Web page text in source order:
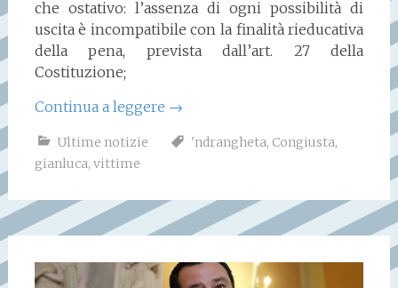
che ostativo: l’assenza di ogni possibilità di
uscita è incompatibile con la finalità rieducativa
della pena, prevista dall’art. 27 della
Costituzione;
Continua a leggere →
Ultime notizie 'ndrangheta, Congiusta,
gianluca, vittime